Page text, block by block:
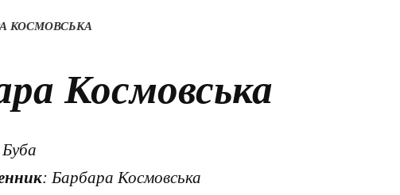
КОСМОВСЬКА
Космовська
: Барбара Космовська